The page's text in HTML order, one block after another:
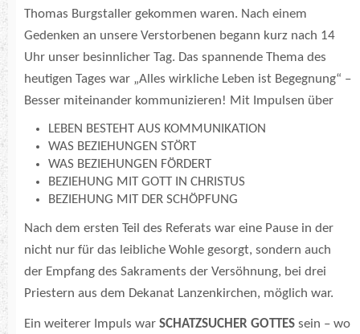
Thomas Burgstaller gekommen waren. Nach einem
Gedenken an unsere Verstorbenen begann kurz nach 14
Uhr unser besinnlicher Tag. Das spannende Thema des
heutigen Tages war „Alles wirkliche Leben ist Begegnung“ –
Besser miteinander kommunizieren! Mit Impulsen über
LEBEN BESTEHT AUS KOMMUNIKATION
WAS BEZIEHUNGEN STÖRT
WAS BEZIEHUNGEN FÖRDERT
BEZIEHUNG MIT GOTT IN CHRISTUS
BEZIEHUNG MIT DER SCHÖPFUNG
Nach dem ersten Teil des Referats war eine Pause in der
nicht nur für das leibliche Wohle gesorgt, sondern auch
der Empfang des Sakraments der Versöhnung, bei drei
Priestern aus dem Dekanat Lanzenkirchen, möglich war.
Ein weiterer Impuls war SCHATZSUCHER GOTTES sein – wo